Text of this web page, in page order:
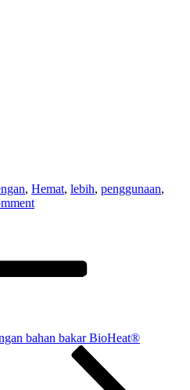
, Hemat, lebih, penggunaan,
on
penggunaan
bahan bakar BioHeat®